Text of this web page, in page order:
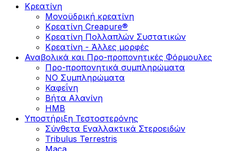
Κρεατίνη
Μονοϋδρική κρεατίνη
Κρεατίνη Creapure®
Κρεατίνη Πολλαπλών Συστατικών
Κρεατίνη - Άλλες μορφές
Αναβολικά και Προ-προπονητικές Φόρμουλες
Προ-προπονητικά συμπληρώματα
ΝΟ Συμπληρώματα
Καφεΐνη
Βήτα Αλανίνη
HMB
Υποστήριξη Τεστοστερόνης
Σύνθετα Εναλλακτικά Στεροειδών
Tribulus Terrestris
Maca